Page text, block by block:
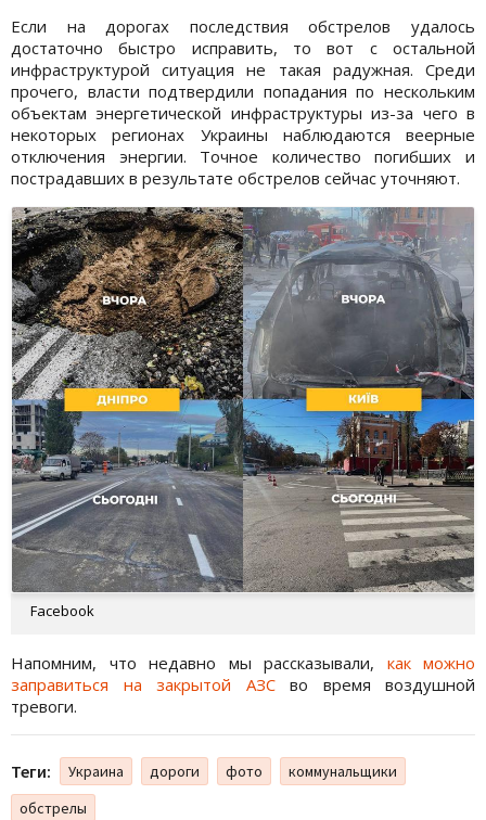
Если на дорогах последствия обстрелов удалось
достаточно быстро исправить, то вот с остальной
инфраструктурой ситуация не такая радужная. Среди
прочего, власти подтвердили попадания по нескольким
объектам энергетической инфраструктуры из-за чего в
некоторых регионах Украины наблюдаются веерные
отключения энергии. Точное количество погибших и
пострадавших в результате обстрелов сейчас уточняют.
Facebook
Напомним, что недавно мы рассказывали, как можно
заправиться на закрытой АЗСво время воздушной
тревоги.
Теги: Украина дороги фото
коммунальщики
обстрелы